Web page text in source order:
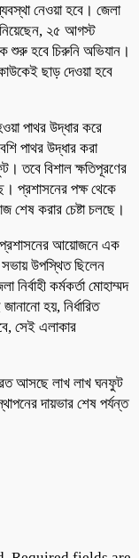
নেওয়া হবে। জেলা
২৫ আগস্ট
শুরু হবে চিরুনি অভিযান।
ছাড় দেওয়া হবে
পাথর উদ্ধার করে
পাথর উদ্ধার করা
তবে বিশাল ক্ষতিপূরণের
প্রশাসনের পক্ষ থেকে
শেষ করার চেষ্টা চলছে।
আয়োজনে এক
সভায় উপস্থিত ছিলেন
কর্মকর্তা মোহাম্মদ
হয়, নির্ধারিত
সেই এলাকার
আসছে লাখ লাখ ঘনফুট
দায়ভার শেষ পর্যন্ত